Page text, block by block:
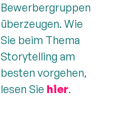
Bewerbergruppen
überzeugen. Wie
Sie beim Thema
Storytelling am
besten vorgehen,
lesen Sie hier.